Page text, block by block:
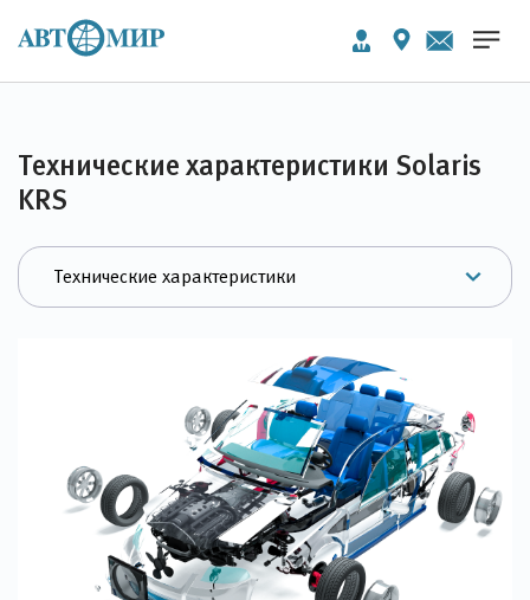
Технические характеристики Solaris
KRS